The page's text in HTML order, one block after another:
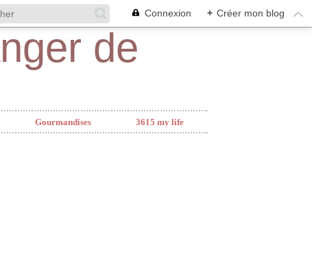
Connexion + Créer mon blog
Gourmandises 3615 my life